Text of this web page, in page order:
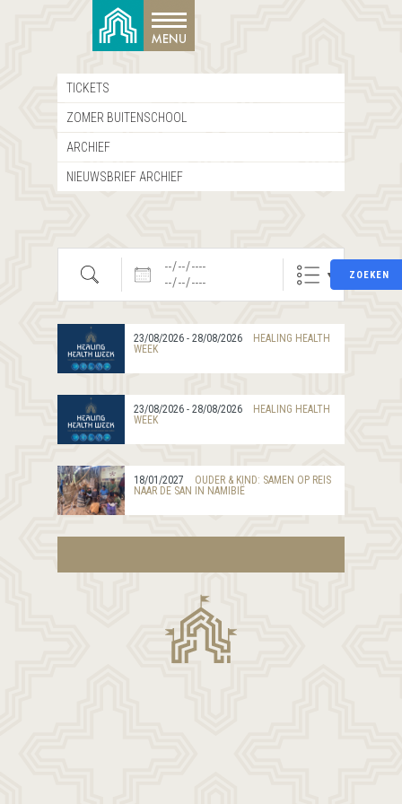
TICKETS
ZOMER BUITENSCHOOL
ARCHIEF
NIEUWSBRIEF ARCHIEF
Zoeken Datums ZOEKEN
23/08/2026 - 28/08/2026
HEALING HEALTH
WEEK
23/08/2026 - 28/08/2026
HEALING HEALTH
WEEK
18/01/2027
OUDER & KIND: SAMEN OP REIS
NAAR DE SAN IN NAMIBIË